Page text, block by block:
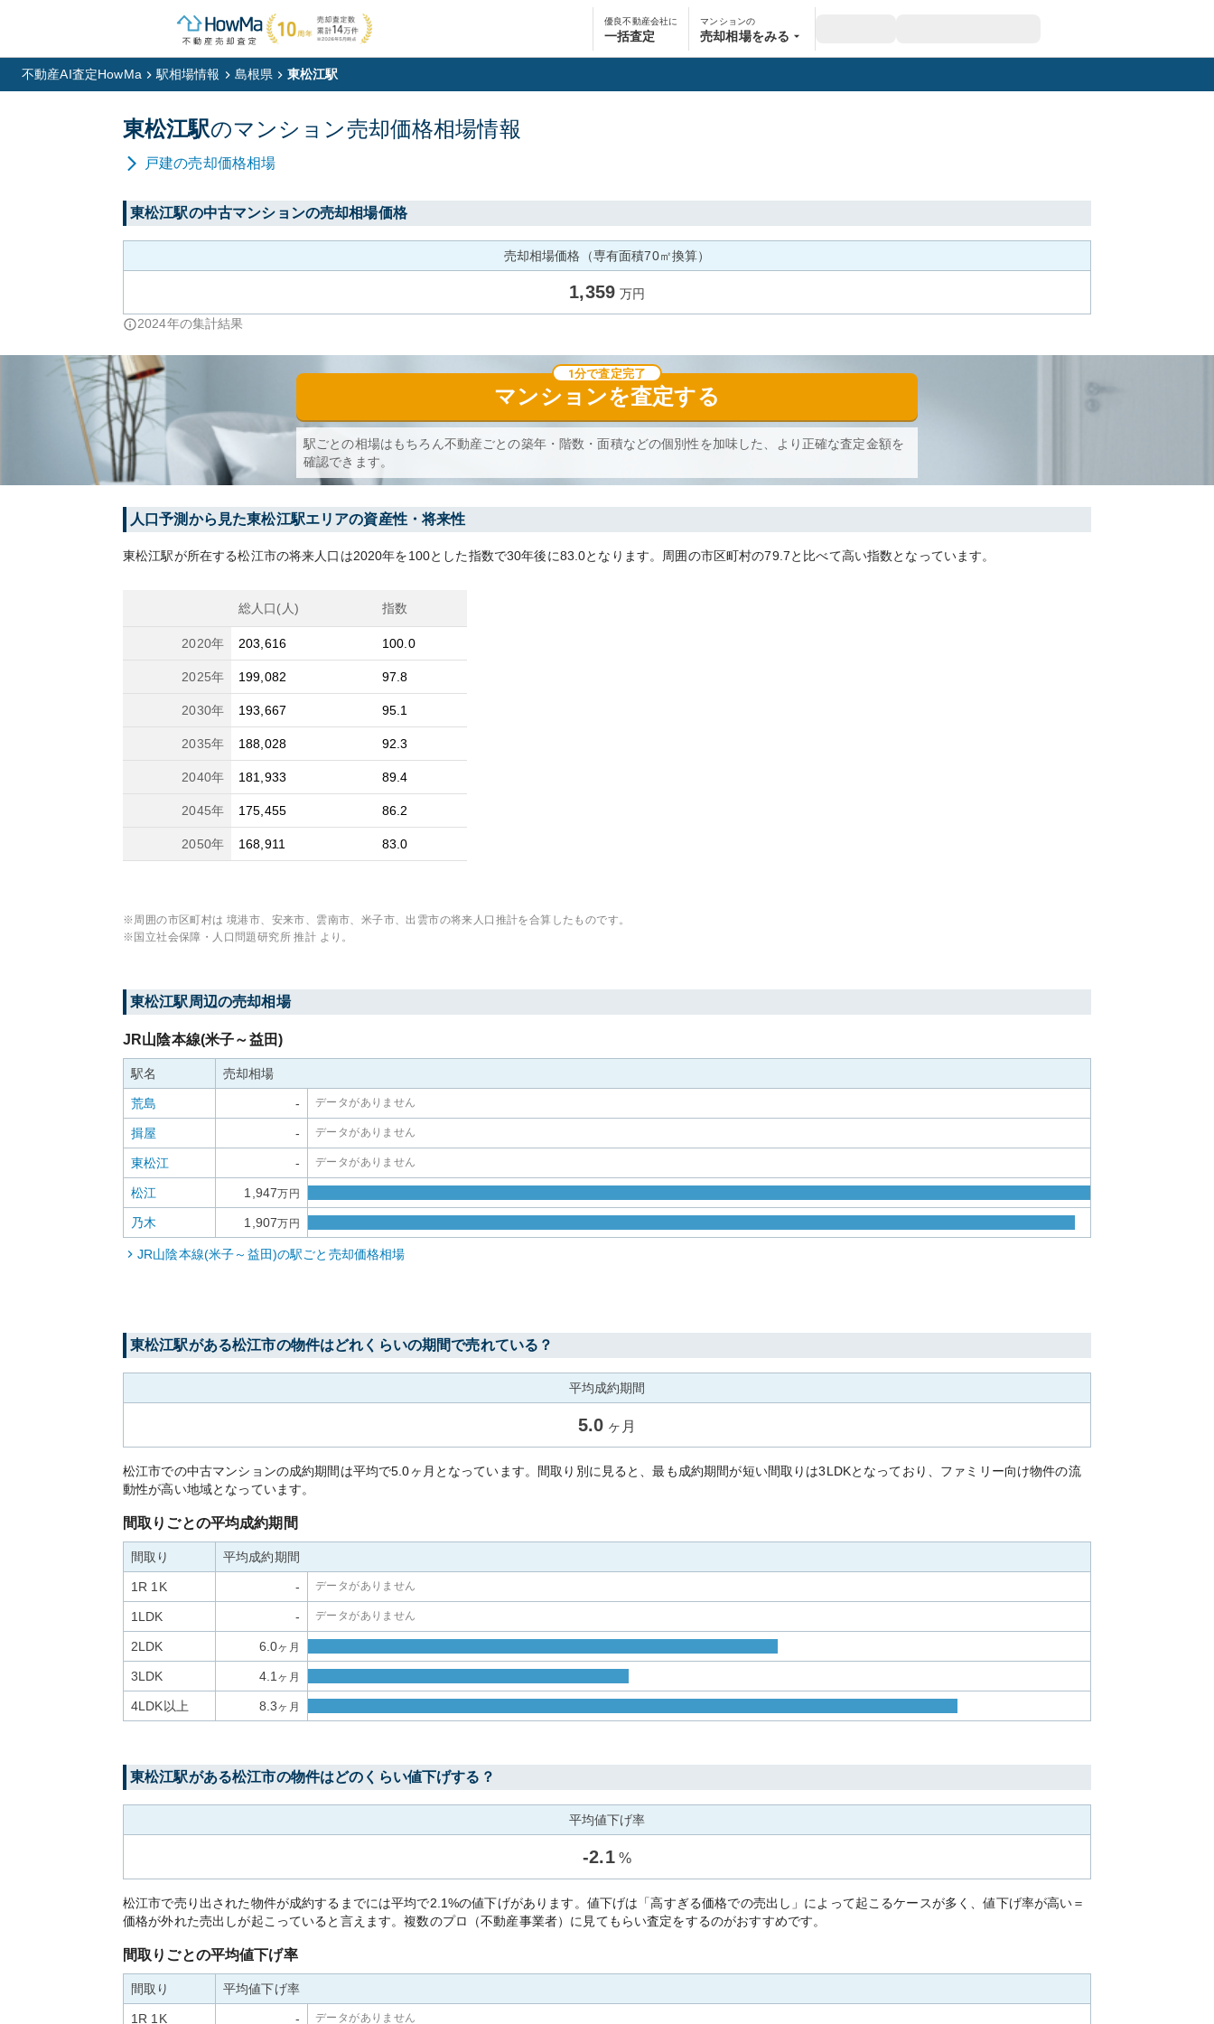
優良不動産会社に
一括査定
マンションの
売却相場をみる
不動産AI査定HowMa 駅相場情報 島根県 東松江駅
東松江駅のマンション売却価格相場情報
戸建の売却価格相場
東松江駅の中古マンションの売却相場価格
売却相場価格（専有面積70㎡換算）
1,359 万円
2024年の集計結果
マンションを査定する
1分で査定完了
駅ごとの相場はもちろん不動産ごとの築年・階数・面積などの個別性を加味した、より正確な査定金額を
確認できます。
人口予測から見た東松江駅エリアの資産性・将来性
東松江駅が所在する松江市の将来人口は2020年を100とした指数で30年後に83.0となります。 周囲の市区町村の79.7と比べて高い指数となっています。
総人口(人) 指数
2020年 203,616 100.0
2025年 199,082 97.8
2030年 193,667 95.1
2035年 188,028 92.3
2040年 181,933 89.4
2045年 175,455 86.2
2050年 168,911 83.0
※周囲の市区町村は 境港市、安来市、雲南市、米子市、出雲市の将来人口推計を合算したものです。
※国立社会保障・人口問題研究所 推計 より。
東松江駅周辺の売却相場
JR山陰本線(米子～益田)
駅名 売却相場
荒島 - データがありません
揖屋 - データがありません
東松江 - データがありません
松江 1,947万円
乃木 1,907万円
JR山陰本線(米子～益田)の駅ごと売却価格相場
東松江駅がある松江市の物件はどれくらいの期間で売れている？
平均成約期間
5.0 ヶ月
松江市での中古マンションの成約期間は平均で5.0ヶ月となっています。間取り別に見ると、最も成約期間が短い間取りは3LDKとなっており、ファミリー向け物件の流
動性が高い地域となっています。
間取りごとの平均成約期間
間取り 平均成約期間
1R 1K - データがありません
1LDK - データがありません
2LDK 6.0ヶ月
3LDK 4.1 ヶ月
4LDK以上 8.3ヶ月
東松江駅がある松江市の物件はどのくらい値下げする？
平均値下げ率
-2.1 %
松江市で売り出された物件が成約するまでには平均で2.1%の値下げがあります。値下げは「高すぎる価格での売出し」によって起こるケースが多く、値下げ率が高い＝
価格が外れた売出しが起こっていると言えます。複数のプロ（不動産事業者）に見てもらい査定をするのがおすすめです。
間取りごとの平均値下げ率
間取り 平均値下げ率
1R 1K - データがありません